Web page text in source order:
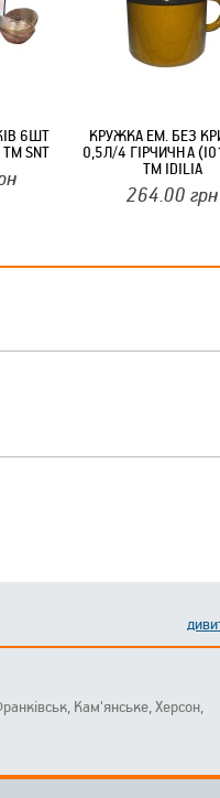
6ШТ
SNT
КРУЖКА ЕМ. БЕЗ
0,5Л/4 ГІРЧИЧНА
ТМ IDILIA
264.00 грн
Кам'янське, Херсон,